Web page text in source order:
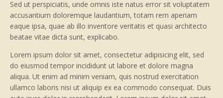
Sed ut perspiciatis, unde omnis iste natus error sit voluptatem
accusantium doloremque laudantium, totam rem aperiam
eaque ipsa, quae ab illo inventore veritatis et quasi architecto
beatae vitae dicta sunt, explicabo.
Lorem ipsum dolor sit amet, consectetur adipisicing elit, sed
do eiusmod tempor incididunt ut labore et dolore magna
aliqua. Ut enim ad minim veniam, quis nostrud exercitation
ullamco laboris nisi ut aliquip ex ea commodo consequat. Duis